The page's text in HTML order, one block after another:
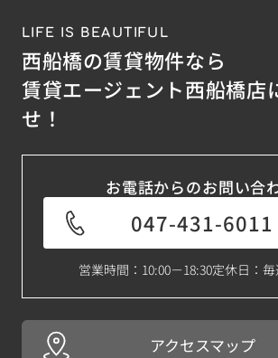
LIFE IS BEAUTIFUL
西船橋の賃貸物件なら
賃貸エージェント西船橋店
せ！
お電話からのお問い合
047-431-6011
営業時間：10:00－18:30定休日：
アクセスマップ